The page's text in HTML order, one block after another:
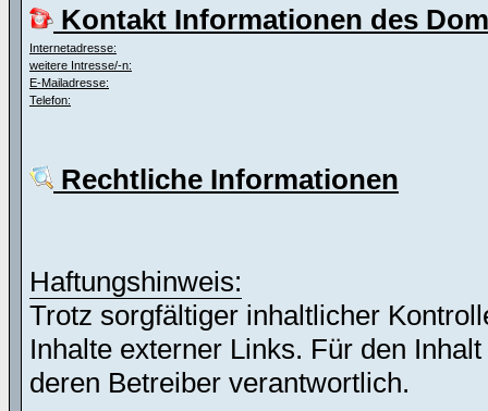
Kontakt Informationen des
Internetadresse:
weitere Intresse/-n:
E-Mailadresse:
Telefon:
Rechtliche Informationen
Haftungshinweis:
Trotz sorgfältiger inhaltlicher
Inhalte externer Links. Für den
deren Betreiber verantwortlich.